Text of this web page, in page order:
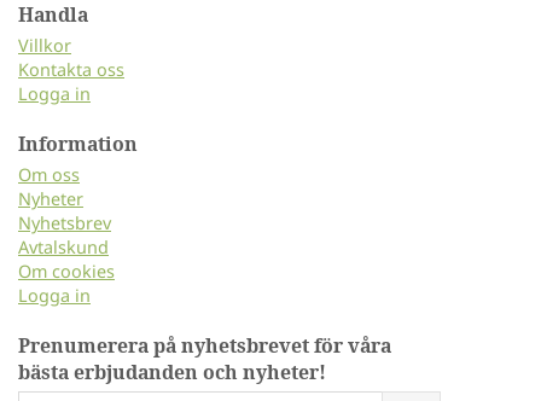
Handla
Villkor
Kontakta oss
Logga in
Information
Om oss
Nyheter
Nyhetsbrev
Avtalskund
Om cookies
Logga in
Prenumerera på nyhetsbrevet för våra
bästa erbjudanden och nyheter!